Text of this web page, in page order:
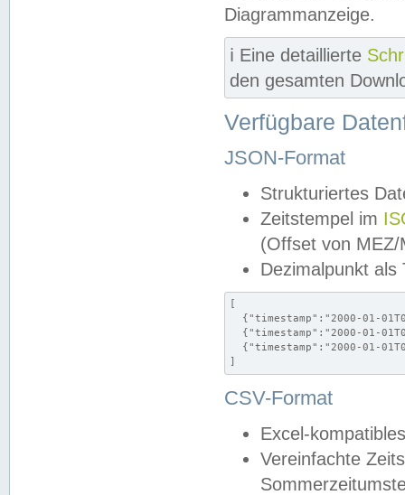
Diagrammanzeige.
ℹ️ Eine detaillierte
den gesamten
Verfügbare
JSON-Format
Strukturiertes
Zeitstempel im
(Offset von MEZ/
Dezimalpunkt als
[
{"timestamp":"2000-01-
{"timestamp":"2000-01-
{"timestamp":"2000-01-
]
CSV-Format
Excel-
Vereinfachte